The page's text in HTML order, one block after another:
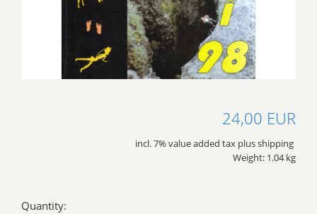
24,00 EUR
incl. 7% value added tax plus shipping
Weight: 1.04 kg
Quantity: